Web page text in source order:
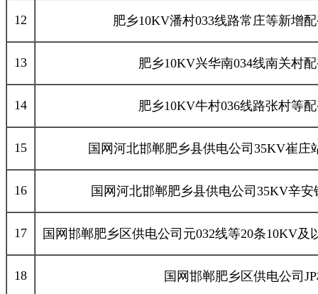
12 肥乡10KV潘村033线路常庄等新增
13 肥乡10KV兴华南034线南关村
14 肥乡10KV牛村036线路张村等
15 国网河北邯郸肥乡县供电公司35KV崔庄
16 国网河北邯郸肥乡县供电公司35KV辛
17 国网邯郸肥乡区供电公司元032线等20条10KV
18 国网邯郸肥乡区供电公司